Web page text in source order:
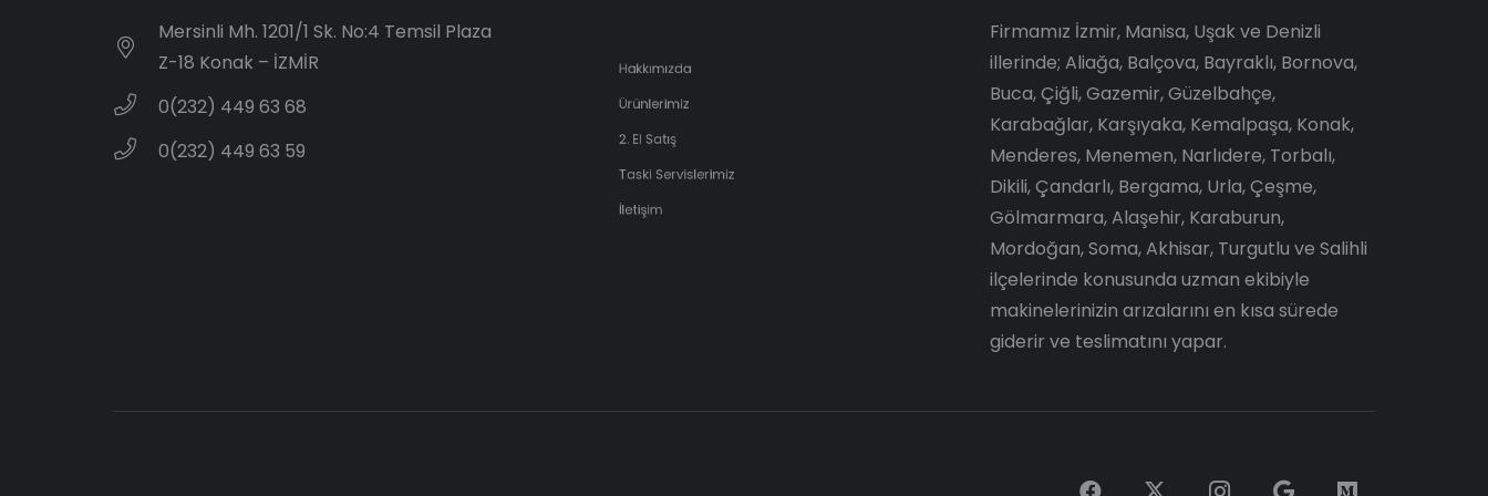
Mersinli Mh. 1201/1 Sk. No:4 Temsil Plaza
Z-18 Konak – İZMİR
0(232) 449 63 68
0(232) 449 63 59
Hakkımızda
Ürünlerimiz
2. El Satış
Taski Servislerimiz
İletişim
Firmamız İzmir, Manisa, Uşak ve Denizli
illerinde; Aliağa, Balçova, Bayraklı, Bornova,
Buca, Çiğli, Gazemir, Güzelbahçe,
Karabağlar, Karşıyaka, Kemalpaşa, Konak,
Menderes, Menemen, Narlıdere, Torbalı,
Dikili, Çandarlı, Bergama, Urla, Çeşme,
Gölmarmara, Alaşehir, Karaburun,
Mordoğan, Soma, Akhisar, Turgutlu ve Salihli
ilçelerinde konusunda uzman ekibiyle
makinelerinizin arızalarını en kısa sürede
giderir ve teslimatını yapar.